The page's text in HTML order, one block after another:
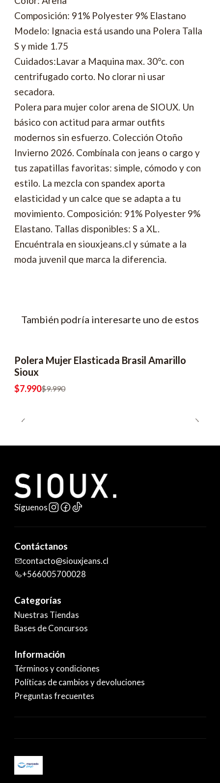
Composición: 91% Polyester 9% Elastano
Modelo: Ignacia está usando una Polera Talla
S y mide 1.75
Cuidados:Lavar a Maquina max. 30°c. con
centrifugado corto. No clorar ni usar
secadora.
Polera para mujer color arena de SIOUX. Un
básico con actitud para armar outfits
modernos sin esfuerzo. Colección Otoño
Invierno 2026. Combínala con jeans o cargo y
tus zapatillas favoritas: simple, cómodo y con
estilo. La mezcla con spandex aporta
elasticidad y un calce que se adapta a tu
movimiento. Composición: 91% Polyester 9%
Elastano. Tallas disponibles: S a XL.
Encuéntrala en siouxjeans.cl y súmate a la
moda juvenil que marca la diferencia.
También podría interesarte uno de estos
Polera Mujer Elasticada Brasil Amarillo
Sioux
$7.990$9.990
Síguenos
Contáctanos
contacto@siouxjeans.cl
+566005700028
Categorías
Nuestras Tiendas
Bases de Concursos
Información
Términos y condiciones
Políticas de cambios y devoluciones
Preguntas frecuentes